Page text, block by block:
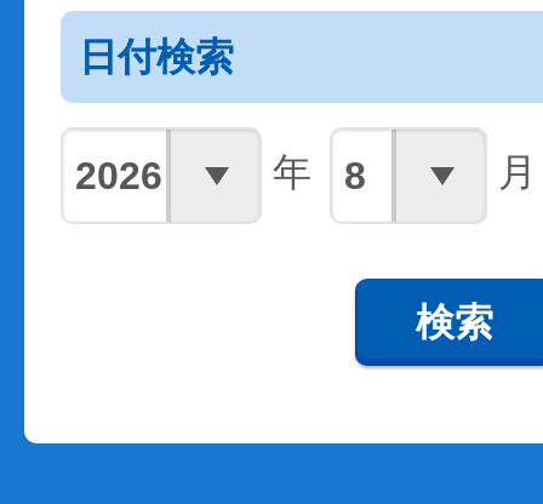
日付検索
年 月
検索